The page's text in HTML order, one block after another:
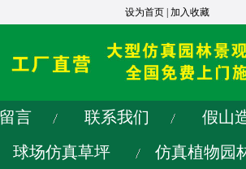
设为首页 加入收藏
言 联系我们
假山
球场仿真草坪 仿真植物园